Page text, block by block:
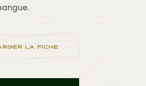
LA FICHE